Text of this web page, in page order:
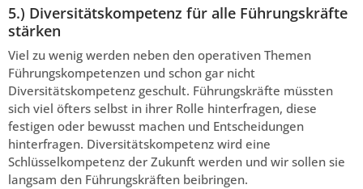
5.) Diversitätskompetenz für alle Führungskräfte
stärken
Viel zu wenig werden neben den operativen Themen
Führungskompetenzen und schon gar nicht
Diversitätskompetenz geschult. Führungskräfte müssten
sich viel öfters selbst in ihrer Rolle hinterfragen, diese
festigen oder bewusst machen und Entscheidungen
hinterfragen. Diversitätskompetenz wird eine
Schlüsselkompetenz der Zukunft werden und wir sollen sie
langsam den Führungskräften beibringen.